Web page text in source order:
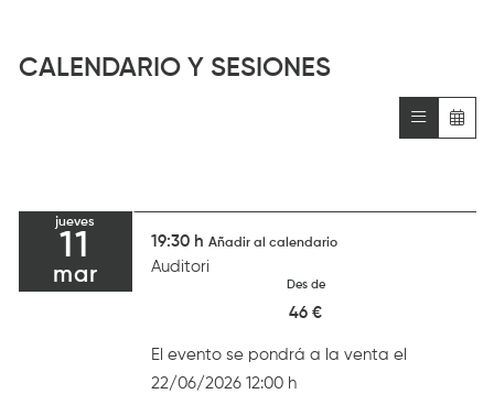
CALENDARIO Y SESIONES
jueves
11
mar
19:30 h Añadir al calendario
Auditori
Des de
46 €
El evento se pondrá a la venta el
22/06/2026 12:00 h